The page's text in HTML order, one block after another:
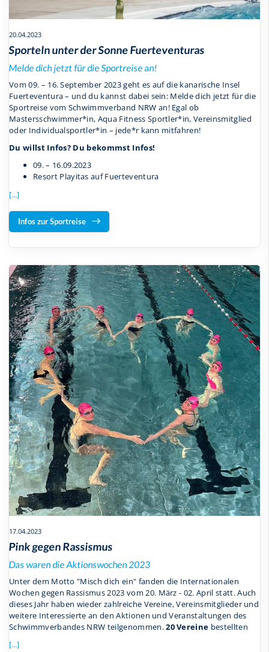
20.04.2023
Sporteln unter der Sonne Fuerteventuras
Melde dich jetzt für die Sportreise an!
Vom 09. – 16. September 2023 geht es auf die kanarische Insel
Fuerteventura – und du kannst dabei sein: Melde dich jetzt für die
Sportreise vom Schwimmverband NRW an! Egal ob
Mastersschwimmer*in, Aqua Fitness Sportler*in, Vereinsmitglied
oder Individualsportler*in – jede*r kann mitfahren!
Du willst Infos? Du bekommst Infos!
09. – 16.09.2023
Resort Playitas auf Fuerteventura
[...]
Infos zur Sportreise
17.04.2023
Pink gegen Rassismus
Das waren die Aktionswochen 2023
Unter dem Motto "Misch dich ein" fanden die Internationalen
Wochen gegen Rassismus 2023 vom 20. März - 02. April statt. Auch
dieses Jahr haben wieder zahlreiche Vereine, Vereinsmitglieder und
weitere Interessierte an den Aktionen und Veranstaltungen des
Schwimmverbandes NRW teilgenommen.20 Vereine bestellten
[...]